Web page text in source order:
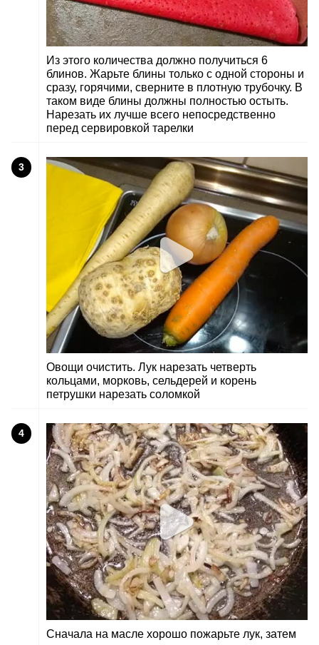
Из этого количества должно получиться 6
блинов. Жарьте блины только с одной стороны и
сразу, горячими, сверните в плотную трубочку. В
таком виде блины должны полностью остыть.
Нарезать их лучше всего непосредственно
перед сервировкой тарелки
3
Овощи очистить. Лук нарезать четверть
кольцами, морковь, сельдерей и корень
петрушки нарезать соломкой
4
Сначала на масле хорошо пожарьте лук, затем